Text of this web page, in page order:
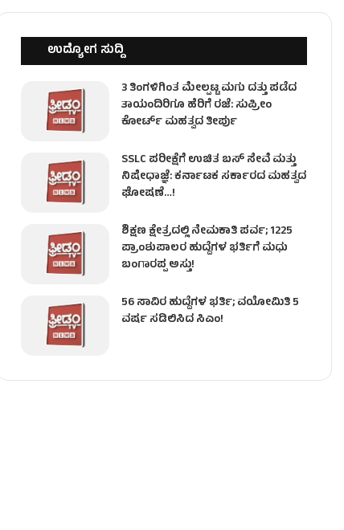
ಉದ್ಯೋಗ ಸುದ್ದಿ
3 ತಿಂಗಳಿಗಿಂತ ಮೇಲ್ಪಟ್ಟ ಮಗು ದತ್ತು ಪಡೆದ
ತಾಯಂದಿರಿಗೂ ಹೆರಿಗೆ ರಜೆ: ಸುಪ್ರೀಂ
ಕೋರ್ಟ್ ಮಹತ್ವದ ತೀರ್ಪು
SSLC ಪರೀಕ್ಷೆಗೆ ಉಚಿತ ಬಸ್ ಸೇವೆ ಮತ್ತು
ನಿಷೇಧಾಜ್ಞೆ: ಕರ್ನಾಟಕ ಸರ್ಕಾರದ ಮಹತ್ವದ
ಘೋಷಣೆ…!
ಶಿಕ್ಷಣ ಕ್ಷೇತ್ರದಲ್ಲಿ ನೇಮಕಾತಿ ಪರ್ವ; 1225
ಪ್ರಾಂಶುಪಾಲರ ಹುದ್ದೆಗಳ ಭರ್ತಿಗೆ ಮಧು
ಬಂಗಾರಪ್ಪ ಅಸ್ತು!
56 ಸಾವಿರ ಹುದ್ದೆಗಳ ಭರ್ತಿ; ವಯೋಮಿತಿ 5
ವರ್ಷ ಸಡಿಲಿಸಿದ ಸಿಎಂ!